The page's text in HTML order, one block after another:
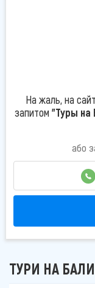
На жаль, на
запитом "Туры на
або
ТУРИ НА